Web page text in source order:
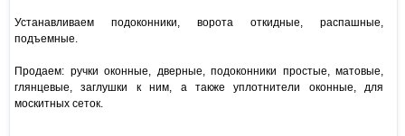
Устанавливаем подоконники, ворота откидные, распашные,
подъемные.
Продаем: ручки оконные, дверные, подоконники простые, матовые,
глянцевые, заглушки к ним, а также уплотнители оконные, для
москитных сеток.